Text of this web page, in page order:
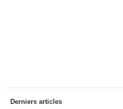
Derniers articles